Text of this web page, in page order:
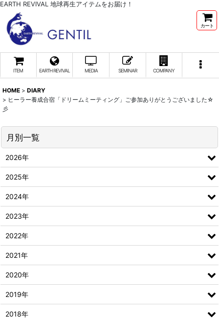
EARTH REVIVAL 地球再生アイテムをお届け！
カート
ITEM EARTH REVIVAL MEDIA SEMINAR COMPANY
HOME > DIARY
> ヒーラー養成合宿「ドリームミーティング」ご参加ありがとうございました☆
彡
月別一覧
2026年
2025年
2024年
2023年
2022年
2021年
2020年
2019年
2018年